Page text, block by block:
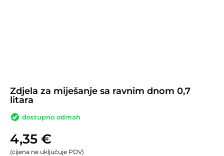
Zdjela za miješanje sa ravnim dnom 0,7
litara
dostupno odmah
4,35 €
(cijena ne uključuje PDV)